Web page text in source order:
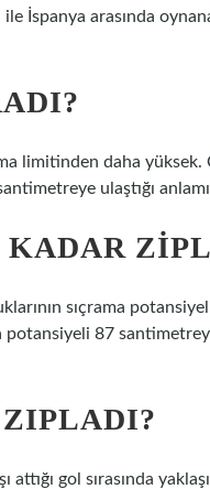
İspanya arasında
limitinden daha
ulaştığı
sıçrama
potansiyeli 87
gol sırasında